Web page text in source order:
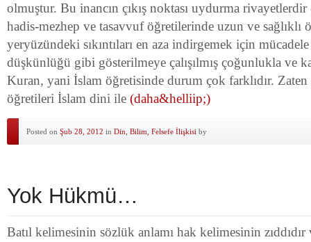
olmuştur. Bu inancın çıkış noktası uydurma rivayetlerdir
hadis-mezhep ve tasavvuf öğretilerinde uzun ve sağlıklı
yeryüzündeki sıkıntıları en aza indirgemek için
düşkünlüğü gibi gösterilmeye çalışılmış çoğunlukla ve
Kuran, yani İslam öğretisinde durum çok farklıdır.
öğretileri İslam dini ile (daha&helliip;)
Posted on Şub 28, 2012 in Din, Bilim, Felsefe İlişkisi by
Yok Hükmü…
Batıl kelimesinin sözlük anlamı hak kelimesinin